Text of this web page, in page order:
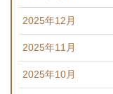
2025年12月
2025年11月
2025年10月